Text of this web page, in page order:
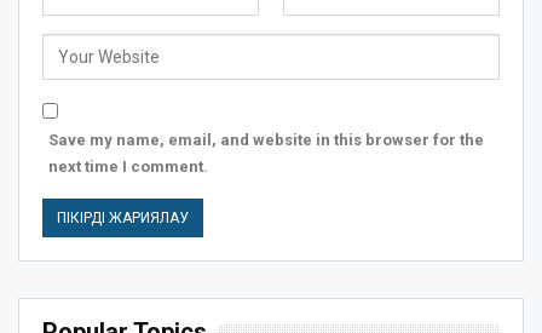
Save my name, email, and website in this browser for the
next time I comment.